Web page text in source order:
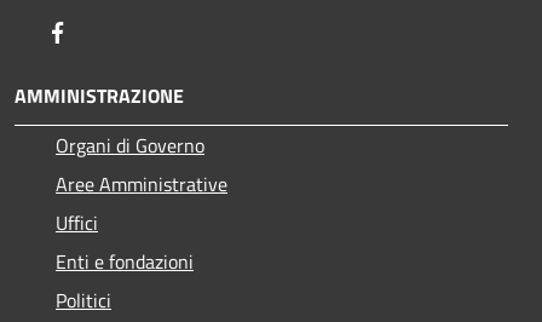
AMMINISTRAZIONE
Organi di Governo
Aree Amministrative
Uffici
Enti e fondazioni
Politici